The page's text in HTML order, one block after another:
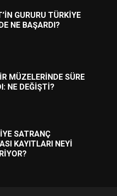
GURURU TÜRKİYE
NE BAŞARDI?
MÜZELERİNDE SÜRE
NE DEĞİŞTİ?
SATRANÇ
KAYITLARI NEYİ